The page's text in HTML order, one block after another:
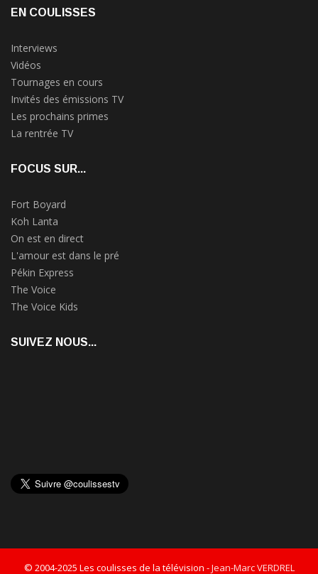
EN COULISSES
Interviews
Vidéos
Tournages en cours
Invités des émissions TV
Les prochains primes
La rentrée TV
FOCUS SUR...
Fort Boyard
Koh Lanta
On est en direct
L'amour est dans le pré
Pékin Express
The Voice
The Voice Kids
SUIVEZ NOUS...
© 2004-2025 Les coulisses de la télévision -Jean-Marc VERDREL